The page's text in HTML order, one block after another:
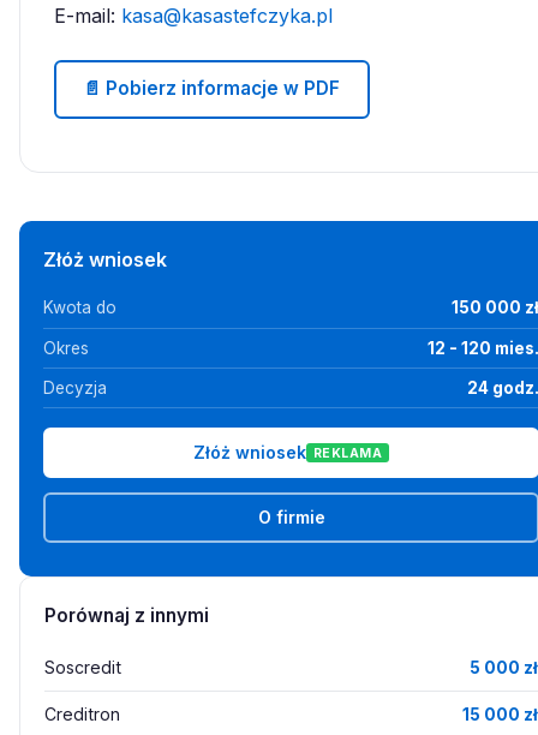
E-mail: kasa@kasastefczyka.pl
📄 Pobierz informacje w PDF
Złóż wniosek
Kwota do 150 000 zł
Okres 12 - 120 mies.
Decyzja 24 godz.
Złóż wniosek REKLAMA
O firmie
Porównaj z innymi
Soscredit 5 000 zł
Creditron 15 000 zł